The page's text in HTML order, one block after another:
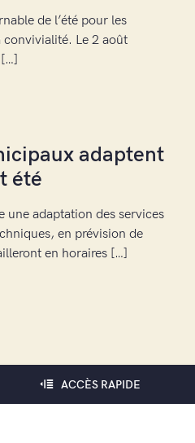
de l’été pour les
Le 2 août
adaptent
été
une adaptation des services
en prévision de
en horaires […]
ACCÈS RAPIDE